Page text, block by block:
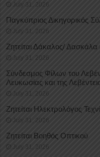
July 31, 2026
Παγκύπριος Δικηγορικός
July 31, 2026
Ζητείται Δάκαλος/ Δασκάλα
July 31, 2026
Σύνδεσμος Φίλων του
Λευκωσίας και της
July 31, 2026
Ζητείται Ηλεκτρολόγος
July 31, 2026
Ζητείται Βοηθός Οπτικού
July 31, 2026